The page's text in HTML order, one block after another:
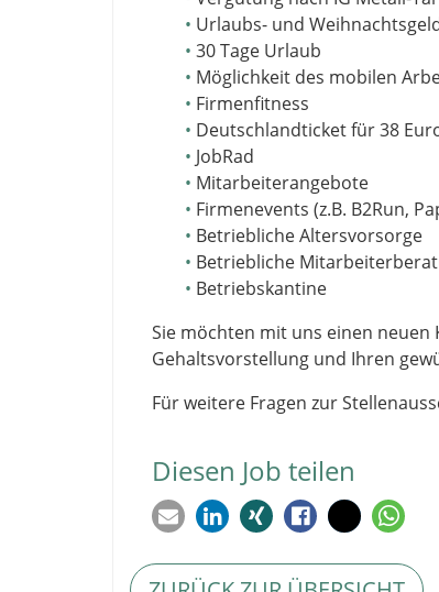
Urlaubs- und
30 Tage Urlaub
Möglichkeit des mobilen
Firmenfitness
Deutschlandticket für 38
JobRad
Mitarbeiterangebote
Firmenevents (z.B. B2Run,
Betriebliche Altersvorsorge
Betriebliche
Betriebskantine
Sie möchten mit uns einen neuen
Gehaltsvorstellung und Ihren
Für weitere Fragen zur
Diesen Job teilen